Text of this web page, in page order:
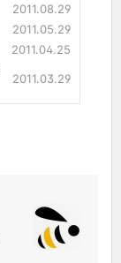
2011.08.29
2011.05.29
2011.04.25
2011.03.29